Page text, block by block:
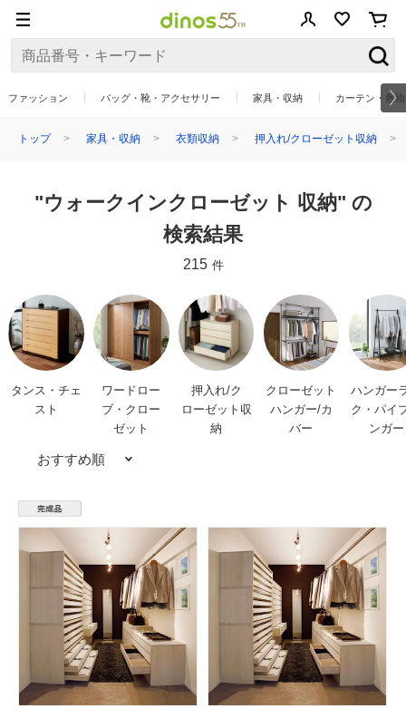
ファッション バッグ・靴・アクセサリー 家具・収納 カーテン・敷
トップ 家具・収納 衣類収納 押入れ/クローゼット収納
"ウォークインクローゼット 収納" の
検索結果
215 件
タンス・チェ
スト
ワードロー
ブ・クロー
ゼット
押入れ/ク
ローゼット収
納
クローゼット
ハンガー/カ
バー
ハンガー
ク・パイ
ンガー
おすすめ順